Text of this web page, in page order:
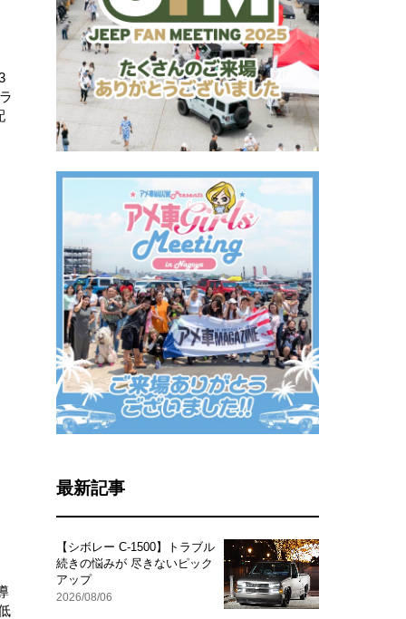
最新記事
【シボレー C-1500】トラブル
続きの悩みが 尽きないピック
アップ
2026/08/06